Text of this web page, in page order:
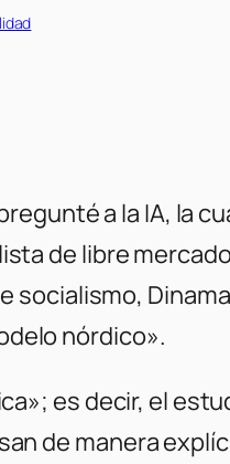
a la IA, la
de libre
socialismo,
nórdico».
es decir, el
de manera